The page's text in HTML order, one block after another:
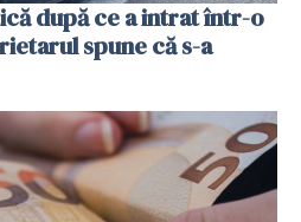
după ce a intrat într-o
spune că s-a